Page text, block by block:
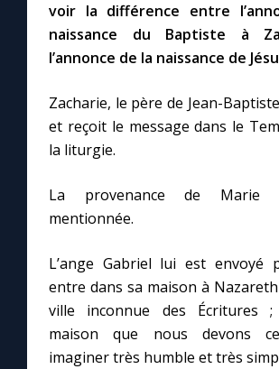
voir la différence entre
naissance du Baptiste à
l’annonce de la naissance de
Zacharie, le père de Jean-
et reçoit le message dans le
la liturgie.
La provenance de Marie
mentionnée.
L’ange Gabriel lui est envoyé
entre dans sa maison à
ville inconnue des Écritures
maison que nous devons
imaginer très humble et très